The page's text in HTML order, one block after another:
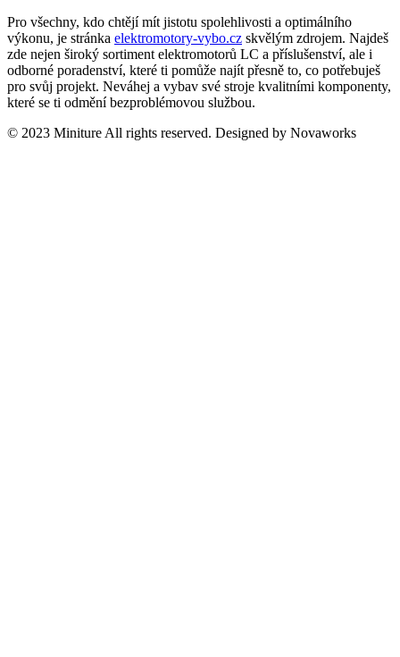
Pro všechny, kdo chtějí mít jistotu spolehlivosti a optimálního
výkonu, je stránka elektromotory-vybo.cz skvělým zdrojem. Najdeš
zde nejen široký sortiment elektromotorů LC a příslušenství, ale i
odborné poradenství, které ti pomůže najít přesně to, co potřebuješ
pro svůj projekt. Neváhej a vybav své stroje kvalitními komponenty,
které se ti odmění bezproblémovou službou.
© 2023 Miniture All rights reserved. Designed by Novaworks